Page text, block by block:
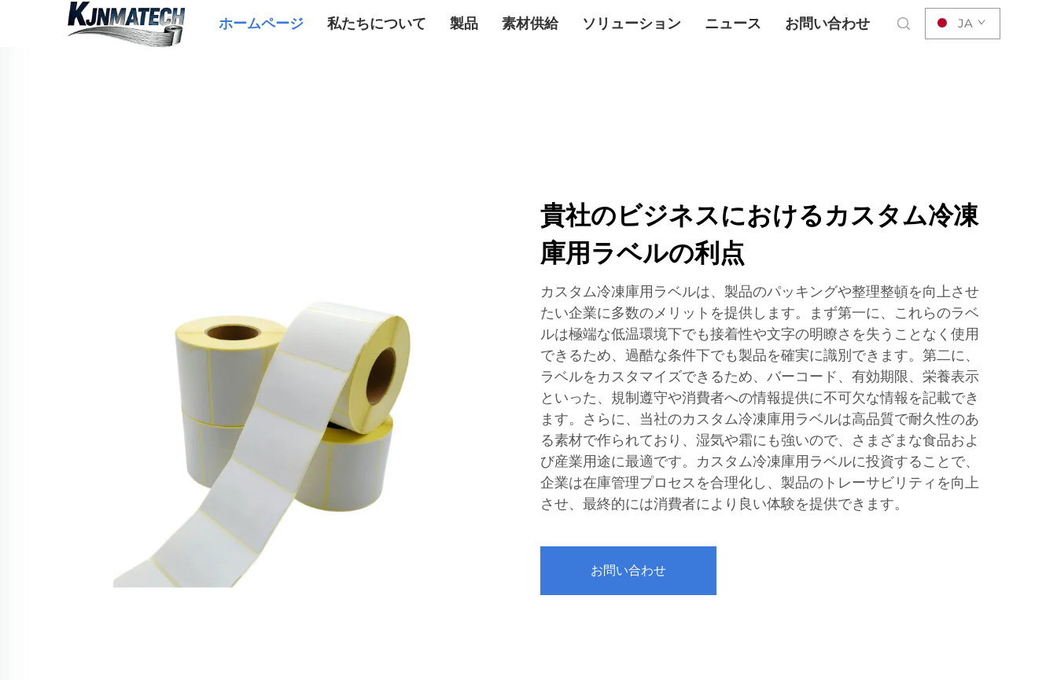
ホームページ 私たちについて 製品 素材供給 ソリューション ニュース お問い合わせ JA
貴社のビジネスにおけるカスタム冷凍
庫用ラベルの利点
カスタム冷凍庫用ラベルは、製品のパッキングや整理整頓を向上させ
たい企業に多数のメリットを提供します。まず第一に、これらのラベ
ルは極端な低温環境下でも接着性や文字の明瞭さを失うことなく使用
できるため、過酷な条件下でも製品を確実に識別できます。第二に、
ラベルをカスタマイズできるため、バーコード、有効期限、栄養表示
といった、規制遵守や消費者への情報提供に不可欠な情報を記載でき
ます。さらに、当社のカスタム冷凍庫用ラベルは高品質で耐久性のあ
る素材で作られており、湿気や霜にも強いので、さまざまな食品およ
び産業用途に最適です。カスタム冷凍庫用ラベルに投資することで、
企業は在庫管理プロセスを合理化し、製品のトレーサビリティを向上
させ、最終的には消費者により良い体験を提供できます。
お問い合わせ